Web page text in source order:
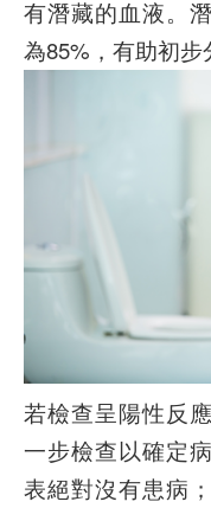
有潛藏的血液。
為85%，有助初步
若檢查呈陽性反
一步檢查以確定
表絕對沒有患病